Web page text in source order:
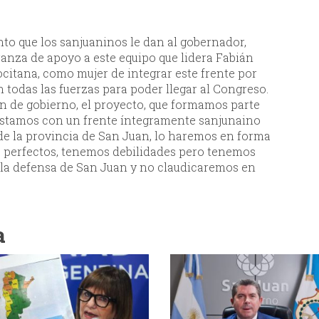
que los sanjuaninos le dan al gobernador,
de apoyo a este equipo que lidera Fabián
como mujer de integrar este frente por
las fuerzas para poder llegar al Congreso.
de gobierno, el proyecto, que formamos parte
con un frente íntegramente sanjunaino
la provincia de San Juan, lo haremos en forma
perfectos, tenemos debilidades pero tenemos
defensa de San Juan y no claudicaremos en